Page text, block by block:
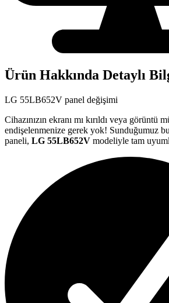
Ürün Hakkında Detaylı
LG 55LB652V panel değişimi
Cihazınızın ekranı mı kırıldı veya görüntü
endişelenmenize gerek yok! Sunduğumuz
paneli, LG 55LB652V modeliyle tam